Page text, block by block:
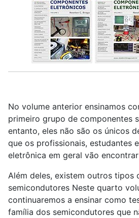
No volume anterior ensinamos
primeiro grupo de componentes
entanto, eles não são os únicos
que os profissionais, estudantes
eletrônica em geral vão
Além deles, existem outros tipos
semicondutores Neste quarto
continuaremos a ensinar como
família dos semicondutores que